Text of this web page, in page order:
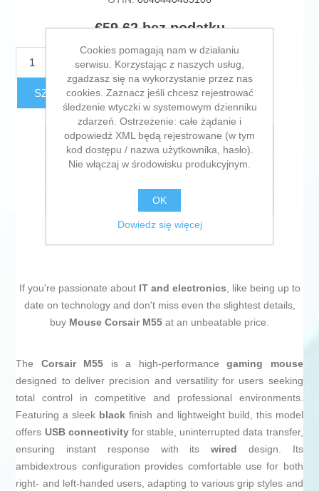
€59,62 bez podatku
DODAJ DO KOSZYKA
SZACUNKOWY KOSZT DOSTAWY
Dodaj do listy życzeń
Dodaj do listy porównywania
E-mail znajomego
If you're passionate about IT and electronics, like being up to
date on technology and don't miss even the slightest details,
buy Mouse Corsair M55 at an unbeatable price.
The Corsair M55 is a high-performancegaming mouse
designed to deliver precision and versatility for users seeking
total control in competitive and professional environments.
Featuring a sleek black finish and lightweight build, this model
offers USB connectivityfor stable, uninterrupted data transfer,
ensuring instant response with itswired design. Its
ambidextrous configuration provides comfortable use for both
right- and left-handed users, adapting to various grip styles and
Cookies pomagają nam w działaniu
serwisu. Korzystając z naszych usług,
zgadzasz się na wykorzystanie przez nas
cookies. Zaznacz jeśli chcesz rejestrować
śledzenie wtyczki w systemowym dzienniku
zdarzeń. Ostrzeżenie: całe żądanie i
odpowiedź XML będą rejestrowane (w tym
kod dostępu / nazwa użytkownika, hasło).
Nie włączaj w środowisku produkcyjnym.
OK
Dowiedz się więcej